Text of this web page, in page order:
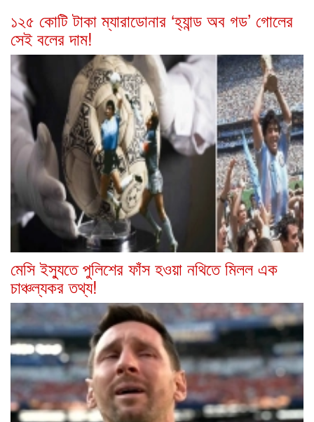
১২৫ কোটি টাকা ম্যারাডোনার ‘হ্যান্ড অব গড’ গোলের
সেই বলের দাম!
মেসি ইস্যুতে পুলিশের ফাঁস হওয়া নথিতে মিলল এক
চাঞ্চল্যকর তথ্য!